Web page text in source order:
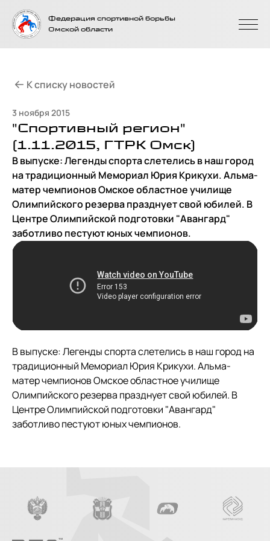
На главную
страницу
Федерация спортивной борьбы
Омской области
3 ноября 2015
"Спортивный регион"
(1.11.2015, ГТРК Омск)
В выпуске: Легенды спорта слетелись в наш город
на традиционный Мемориал Юрия Крикухи. Альма-
матер чемпионов Омское областное училище
Олимпийского резерва празднует свой юбилей. В
Центре Олимпийской подготовки "Авангард"
заботливо пестуют юных чемпионов.
В выпуске: Легенды спорта слетелись в наш город на
традиционный Мемориал Юрия Крикухи. Альма-
матер чемпионов Омское областное училище
Олимпийского резерва празднует свой юбилей. В
Центре Олимпийской подготовки "Авангард"
заботливо пестуют юных чемпионов.
К списку новостей